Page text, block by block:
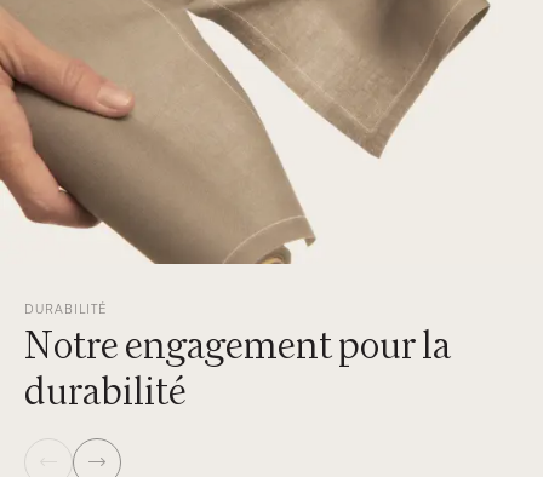
DURABILITÉ
Notre engagement pour la
durabilité